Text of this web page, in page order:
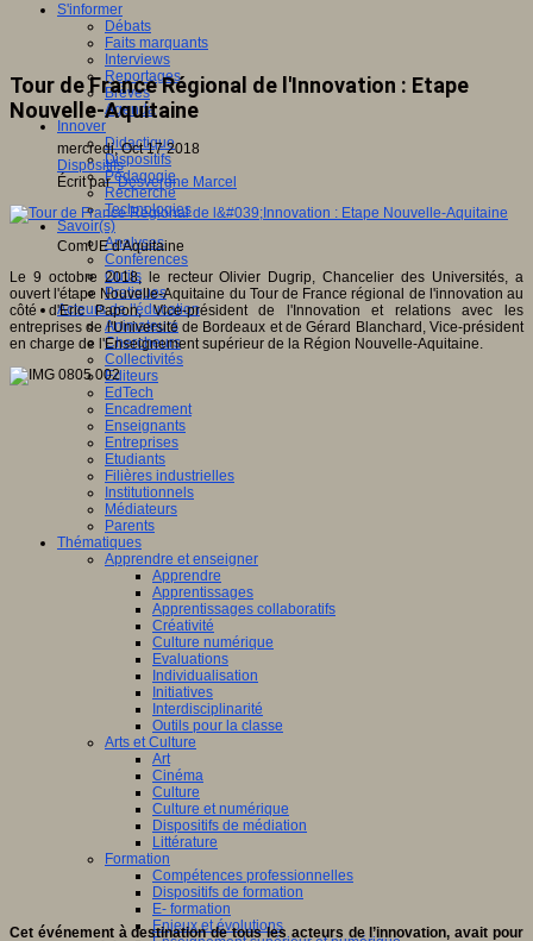
S'informer
Débats
Faits marquants
Interviews
Reportages
Brèves
Agenda
Innover
Didactique
Dispositifs
Pédagogie
Recherche
Technologies
Savoir(s)
Analyses
Conférences
Outils
Pratiques
Acteurs de l'éducation
Animateurs
Chercheurs
Collectivités
Editeurs
EdTech
Encadrement
Enseignants
Entreprises
Etudiants
Filières industrielles
Institutionnels
Médiateurs
Parents
Thématiques
Apprendre et enseigner
Apprendre
Apprentissages
Apprentissages collaboratifs
Créativité
Culture numérique
Evaluations
Individualisation
Initiatives
Interdisciplinarité
Outils pour la classe
Arts et Culture
Art
Cinéma
Culture
Culture et numérique
Dispositifs de médiation
Littérature
Formation
Compétences professionnelles
Dispositifs de formation
E- formation
Enjeux et évolutions
Tour de France Régional de l'Innovation : Etape
Nouvelle-Aquitaine
mercredi, Oct 17 2018
Dispositifs
Écrit parDesvergne Marcel
ComUE d'Aquitaine
Le 9 octobre 2018, le recteur Olivier Dugrip, Chancelier des Universités, a
ouvert l'étape Nouvelle-Aquitaine du Tour de France régional de l'innovation au
côté d'Eric Papon, Vice-président de l'Innovation et relations avec les
entreprises de l'Université de Bordeaux et de Gérard Blanchard, Vice-président
en charge de l'Enseignement supérieur de la Région Nouvelle-Aquitaine.
Cet événement à destination de tous les acteurs de l’innovation, avait pour